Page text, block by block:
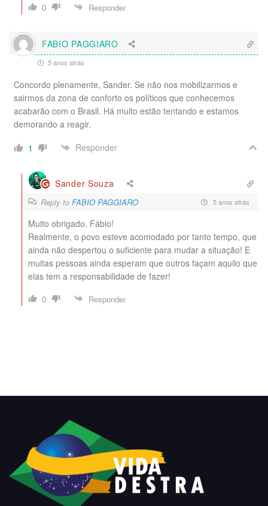
0
Responder
FABIO PAGGIARO
5 anos atrás
Concordo plenamente, Sander. Se não nos mobilizarmos e
sairmos da zona de conforto os políticos que conhecemos
acabarão com o Brasil. Há muito estão tentando e estamos
demorando a reagir.
1
Responder
Sander Souza
Reply to FABIO PAGGIARO 5 anos atrás
Muito obrigado, Fábio!
Realmente, o povo esteve acomodado por tanto tempo, que
ainda não despertou o suficiente para mudar a situação! E
muitas pessoas ainda esperam que outros façam aquilo que
elas tem a responsabilidade de fazer!
0
Responder